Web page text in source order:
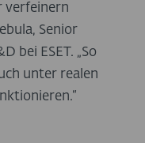
verfeinern
Senior
bei ESET. „So
unter realen